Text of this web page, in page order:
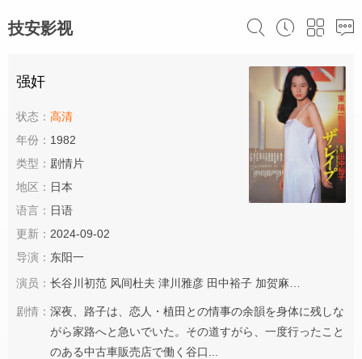
技安影视
强奸
状态： 高清
年份： 1982
类型： 剧情片
地区： 日本
语言： 日语
更新： 2024-09-02
导演： 东阳一
演员： 长谷川初范 风间杜夫 津川雅彦 田中裕子 加贺麻理子
剧情： 深夜、路子は、恋人・植田との情事の余韻を身体に残しな
がら家路へと急いでいた。その道すがら、一度行ったこと
のある中古車販売店で働く谷口...